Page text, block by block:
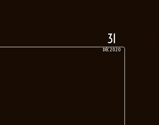
31
DÉC 2020